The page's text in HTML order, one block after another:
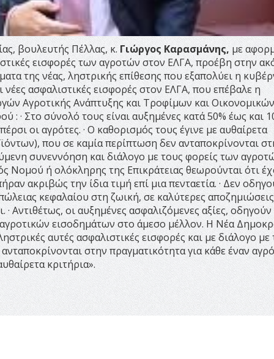
βουλευτής Πέλλας, κ.Γιώργος Καρασμάνης, με
εισφορές των αγροτών στον ΕΛΓΑ, προέβη στην
της νέας, ληστρικής επίθεσης που εξαπολύει η
ασφαλιστικές εισφορές στον ΕΛΓΑ, που επέβαλε η
Αγροτικής Ανάπτυξης και Τροφίμων και
· Στο σύνολό τους είναι αυξημένες κατά 50% έως και
οι αγρότες. · Ο καθορισμός τους έγινε με αυθαίρετα
που σε καμία περίπτωση δεν ανταποκρίνονται
συνεννόηση και διάλογο με τους φορείς των
Νομού ή ολόκληρης της Επικράτειας θεωρούνται ότι
ακριβώς την ίδια τιμή επί μια πενταετία. · Δεν
κεφαλαίου στη ζωική, σε καλύτερες
Αντιθέτως, οι αυξημένες ασφαλιζόμενες αξίες,
εισοδημάτων στο άμεσο μέλλον. Η Νέα
αυτές ασφαλιστικές εισφορές και με διάλογο με
στην πραγματικότητα για κάθε έναν
κριτήρια».